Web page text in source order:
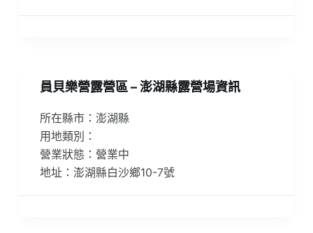
員貝樂營露營區 – 澎湖縣露營場資訊
所在縣市：澎湖縣
用地類別：
營業狀態：營業中
地址：澎湖縣白沙鄉10-7號